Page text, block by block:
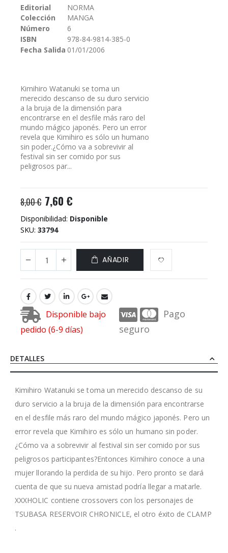
galería
imágenes
Editorial
NORMA
Colección
MANGA
Número
6
ISBN
978-84-9814-385-0
Fecha Salida 01/01/2006
Kimihiro Watanuki se toma un
merecido descanso de su duro servicio
a la bruja de la dimensión para
encontrarse en el desfile más raro del
mundo mágico japonés. Pero un error
revela que Kimihiro es sólo un humano
sin poder.¿Cómo va a sobrevivir al
festival sin ser comido por sus
peligrosos par...
8,00 € 7,60 €
Disponibilidad: Disponible
SKU 33794
AÑADIR
Disponible bajo
pedido (6-9 días)
Pago
seguro
DETALLES
Kimihiro Watanuki se toma un merecido descanso de su
duro servicio a la bruja de la dimensión para encontrarse
en el desfile más raro del mundo mágico japonés. Pero un
error revela que Kimihiro es sólo un humano sin poder.
¿Cómo va a sobrevivir al festival sin ser comido por sus
peligrosos participantes?Entonces Kimihiro conoce a una
mujer llorando la perdida de su hijo. Pero pronto se dará
cuenta de que su nueva amistad podría llegar a matarle.
XXXHOLIC contiene crossovers con los personajes de
TSUBASA RESERVOIR CHRONICLE, el otro éxito de CLAMP
.